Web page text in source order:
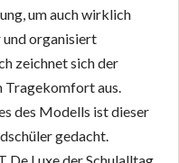
um auch wirklich
und organisiert
zeichnet sich der
Tragekomfort aus.
des Modells ist dieser
gedacht.